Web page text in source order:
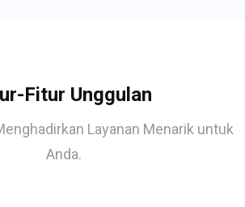
Fitur Unggulan
Layanan Menarik untuk
Anda.